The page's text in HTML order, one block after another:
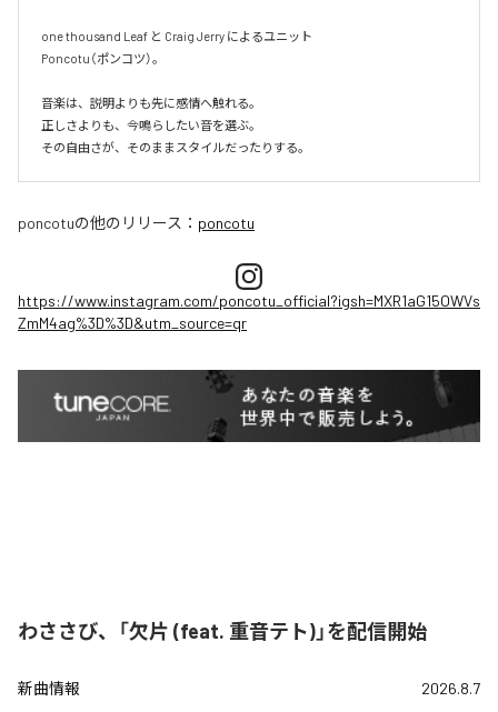
one thousand Leaf と Craig Jerry によるユニット
Poncotu（ポンコツ）。
音楽は、説明よりも先に感情へ触れる。
正しさよりも、今鳴らしたい音を選ぶ。
その自由さが、そのままスタイルだったりする。
poncotuの他のリリース： poncotu
https://www.instagram.com/poncotu_official?igsh=MXR1aG15OWVs
ZmM4ag%3D%3D&utm_source=qr
わささび、「欠片 (feat. 重音テト)」を配信開始
新曲情報 2026.8.7